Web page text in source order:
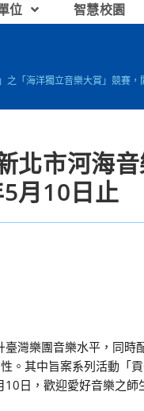
位 智慧校園
之「海洋獨立音樂大賞」競賽
北市河海音
月10日止
灣樂團音樂水平，同時
。其中旨案系列活動「
日，歡迎愛好音樂之師